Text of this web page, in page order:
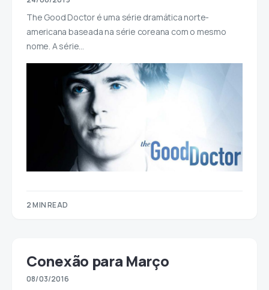
The Good Doctor é uma série dramática norte-
americana baseada na série coreana com o mesmo
nome. A série…
2 MIN READ
Conexão para Março
08/03/2016